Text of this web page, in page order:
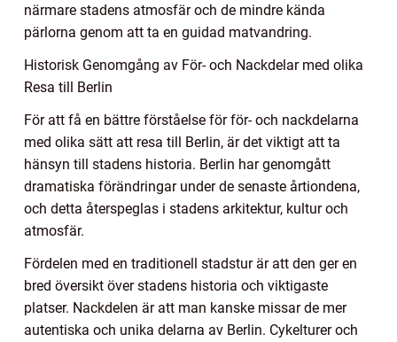
närmare stadens atmosfär och de mindre kända
pärlorna genom att ta en guidad matvandring.
Historisk Genomgång av För- och Nackdelar med olika
Resa till Berlin
För att få en bättre förståelse för för- och nackdelarna
med olika sätt att resa till Berlin, är det viktigt att ta
hänsyn till stadens historia. Berlin har genomgått
dramatiska förändringar under de senaste årtiondena,
och detta återspeglas i stadens arkitektur, kultur och
atmosfär.
Fördelen med en traditionell stadstur är att den ger en
bred översikt över stadens historia och viktigaste
platser. Nackdelen är att man kanske missar de mer
autentiska och unika delarna av Berlin. Cykelturer och